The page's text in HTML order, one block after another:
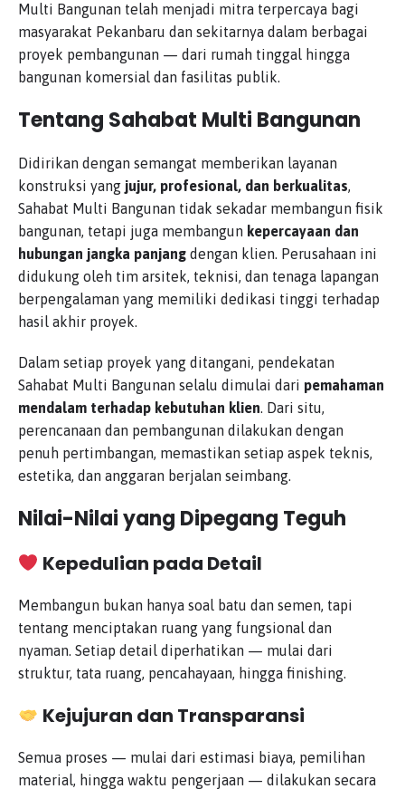
Multi Bangunan telah menjadi mitra terpercaya bagi
masyarakat Pekanbaru dan sekitarnya dalam berbagai
proyek pembangunan — dari rumah tinggal hingga
bangunan komersial dan fasilitas publik.
Tentang Sahabat Multi Bangunan
Didirikan dengan semangat memberikan layanan
konstruksi yang jujur, profesional, dan berkualitas,
Sahabat Multi Bangunan tidak sekadar membangun fisik
bangunan, tetapi juga membangun kepercayaan dan
hubungan jangka panjang dengan klien. Perusahaan ini
didukung oleh tim arsitek, teknisi, dan tenaga lapangan
berpengalaman yang memiliki dedikasi tinggi terhadap
hasil akhir proyek.
Dalam setiap proyek yang ditangani, pendekatan
Sahabat Multi Bangunan selalu dimulai dari pemahaman
mendalam terhadap kebutuhan klien. Dari situ,
perencanaan dan pembangunan dilakukan dengan
penuh pertimbangan, memastikan setiap aspek teknis,
estetika, dan anggaran berjalan seimbang.
Nilai-Nilai yang Dipegang Teguh
Kepedulian pada Detail
Membangun bukan hanya soal batu dan semen, tapi
tentang menciptakan ruang yang fungsional dan
nyaman. Setiap detail diperhatikan — mulai dari
struktur, tata ruang, pencahayaan, hingga finishing.
Kejujuran dan Transparansi
Semua proses — mulai dari estimasi biaya, pemilihan
material, hingga waktu pengerjaan — dilakukan secara